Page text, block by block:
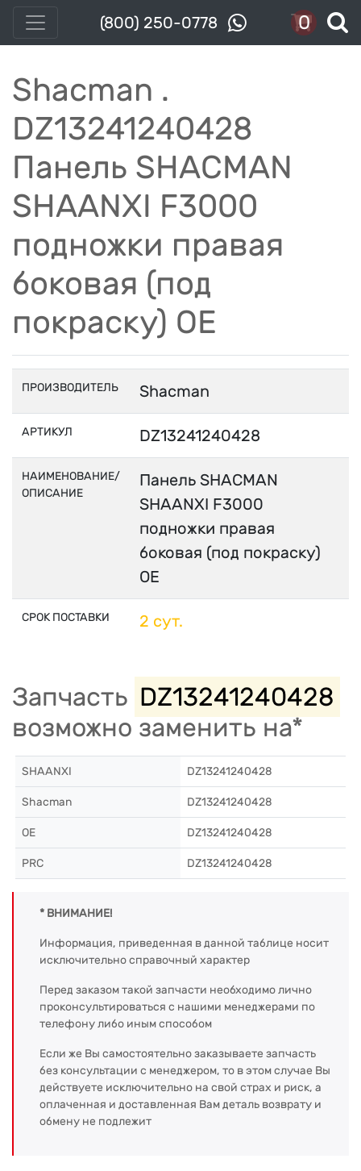
(800) 250-0778 0
Shacman .
DZ13241240428
Панель SHACMAN
SHAANXI F3000
подножки правая
боковая (под
покраску) OE
ПРОИЗВОДИТЕЛЬ Shacman
АРТИКУЛ DZ13241240428
НАИМЕНОВАНИЕ/
ОПИСАНИЕ
Панель SHACMAN
SHAANXI F3000
подножки правая
боковая (под покраску)
OE
СРОК ПОСТАВКИ 2 сут.
Запчасть DZ13241240428
возможно заменить на*
SHAANXI DZ13241240428
Shacman DZ13241240428
OE DZ13241240428
PRC DZ13241240428
* ВНИМАНИЕ!
Информация, приведенная в данной таблице носит
исключительно справочный характер
Перед заказом такой запчасти необходимо лично
проконсультироваться с нашими менеджерами по
телефону либо иным способом
Если же Вы самостоятельно заказываете запчасть
без консультации с менеджером, то в этом случае Вы
действуете исключительно на свой страх и риск, а
оплаченная и доставленная Вам деталь возврату и
обмену не подлежит